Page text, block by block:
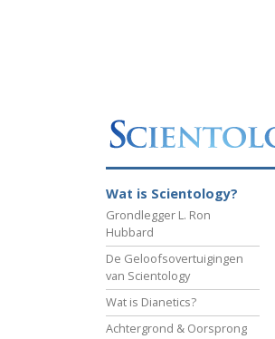
Wat is Scientology?
Grondlegger L. Ron
Hubbard
De Geloofsovertuigingen
van Scientology
Wat is Dianetics?
Achtergrond & Oorsprong